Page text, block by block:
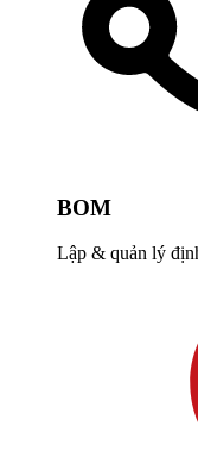
BOM
Lập & quản lý